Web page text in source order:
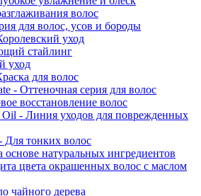
волос
для волос, усов и бороды
уход
стайлинг
уход
для волос
- Оттеночная серия для волос
восстановление волос
- Линия уходов для поврежденных
тонких волос
натуральных ингредиентов
цвета окрашенных волос с маслом
чайного дерева